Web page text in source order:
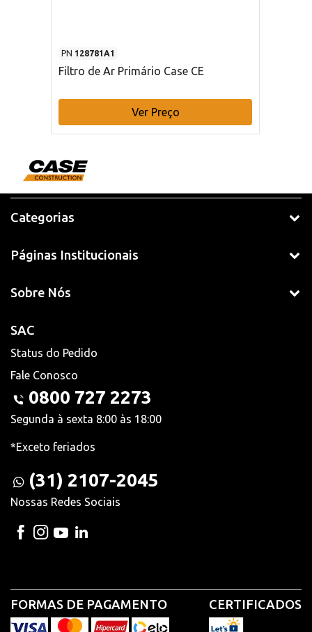
PN 128781A1
Filtro de Ar Primário Case CE
Ver Preço
Categorias
Páginas Institucionais
Sobre Nós
SAC
Status do Pedido
Fale Conosco
0800 727 2273
Segunda à sexta 8:00 às 18:00
*Exceto feriados
(31) 2107-2045
Nossas Redes Sociais
FORMAS DE PAGAMENTO CERTIFICADOS